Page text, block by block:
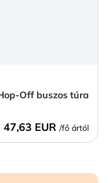
Off buszos túra
47,63 EUR /fő ártól